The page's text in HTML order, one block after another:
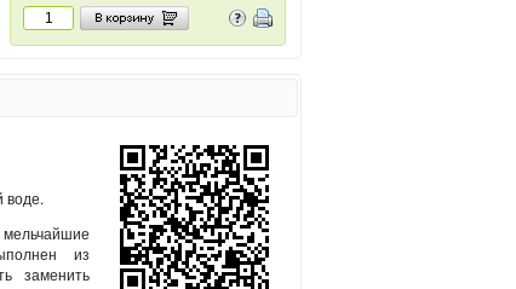
воде.
мельчайшие
из
заменить